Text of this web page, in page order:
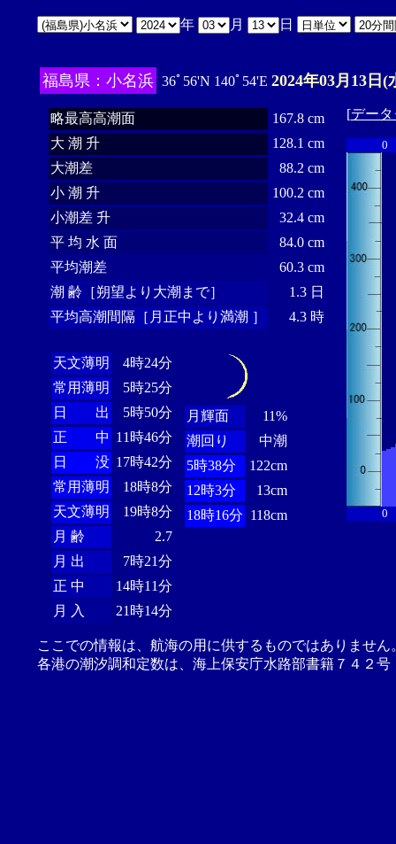
年 月 日
福島県：小名浜 36ﾟ56'N 140ﾟ54'E 2024年03月13日(
略最高高潮面
167.8 cm
大 潮 升
128.1 cm
大潮差
88.2 cm
小 潮 升
100.2 cm
小潮差 升
32.4 cm
平 均 水 面
84.0 cm
平均潮差
60.3 cm
潮 齢［朔望より大潮まで］
1.3 日
平均高潮間隔［月正中より満潮 ］
4.3 時
天文薄明
4時24分
常用薄明
5時25分
日 出
5時50分
正 中 11時46分
日 没 17時42分
常用薄明
18時8分
天文薄明
19時8分
月 齢
2.7
月 出
7時21分
正 中
14時11分
月 入
21時14分
月輝面
11%
潮回り
中潮
5時38分
122cm
12時3分
13cm
18時16分 118cm
[デー
0
0
ここでの情報は、航海の用に供するものではありませ
各港の潮汐調和定数は、海上保安庁水路部書籍７４２